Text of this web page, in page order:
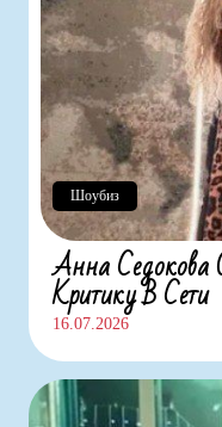
Анна Седокова
Критику В Сети
16.07.2026
Шоубиз